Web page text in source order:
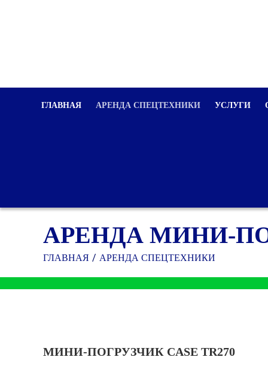
ГЛАВНАЯ АРЕНДА СПЕЦТЕХНИКИ УСЛУГИ
АРЕНДА МИНИ-
ГЛАВНАЯ АРЕНДА СПЕЦТЕХНИКИ
МИНИ-ПОГРУЗЧИК CASE TR270